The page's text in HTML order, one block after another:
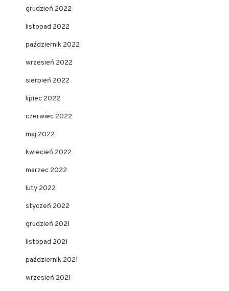
grudzień 2022
listopad 2022
październik 2022
wrzesień 2022
sierpień 2022
lipiec 2022
czerwiec 2022
maj 2022
kwiecień 2022
marzec 2022
luty 2022
styczeń 2022
grudzień 2021
listopad 2021
październik 2021
wrzesień 2021